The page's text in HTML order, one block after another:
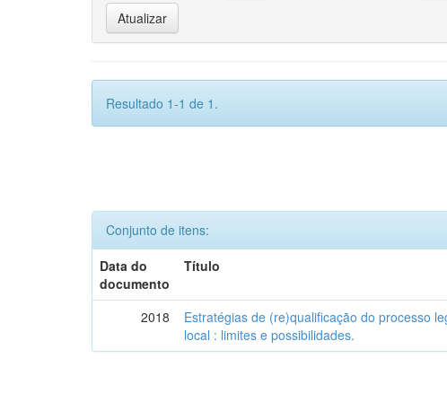
Resultado 1-1 de 1.
Conjunto de itens:
Data do
documento
Título
2018
Estratégias de (re)qualificação do processo
local : limites e possibilidades.